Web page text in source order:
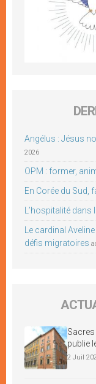
Angélus : Jésus
2026
OPM : former,
En Corée du Sud,
L’hospitalité dans
Le cardinal
défis migratoires
Sacres
publie
2 Juil